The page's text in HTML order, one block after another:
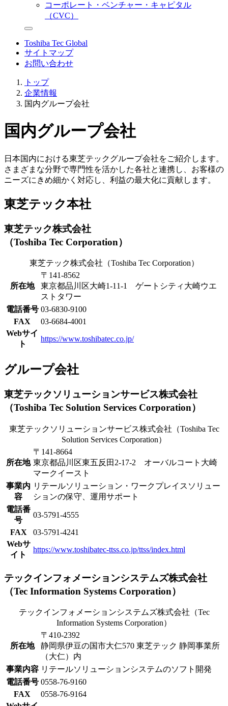
コーポレート・ベンチャー・キャピタル
（CVC）
Toshiba Tec Global
サイトマップ
お問い合わせ
トップ
企業情報
国内グループ会社
国内グループ会社
日本国内における東芝テックグループ会社をご紹介します。
さまざまな分野で専門性を活かした各社と連携し、お客様の
ニーズにきめ細かく対応し、利益の最大化に貢献します。
東芝テック本社
東芝テック株式会社
（Toshiba Tec Corporation）
東芝テック株式会社（Toshiba Tec Corporation）
所在地
〒141-8562
東京都品川区大崎1-11-1 ゲートシティ大崎ウエ
ストタワー
電話番号 03-6830-9100
FAX
03-6684-4001
Webサイ
ト
https://www.toshibatec.co.jp/
グループ会社
東芝テックソリューションサービス株式会社
（Toshiba Tec Solution Services Corporation）
東芝テックソリューションサービス株式会社（Toshiba Tec
Solution Services Corporation）
所在地
〒141-8664
東京都品川区東五反田2-17-2 オーバルコート大崎
マークイースト
事業内
容
リテールソリューション・ワークプレイスソリュー
ションの保守、運用サポート
電話番
号
03-5791-4555
FAX
03-5791-4241
Webサ
イト
https://www.toshibatec-ttss.co.jp/ttss/index.html
テックインフォメーションシステムズ株式会社
（Tec Information Systems Corporation）
テックインフォメーションシステムズ株式会社（Tec
Information Systems Corporation）
所在地
〒410-2392
静岡県伊豆の国市大仁570 東芝テック 静岡事業所
（大仁）内
事業内容 リテールソリューションシステムのソフト開発
電話番号 0558-76-9160
FAX
0558-76-9164